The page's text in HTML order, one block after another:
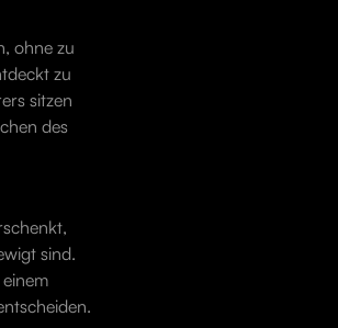
ohne zu
zu
sitzen
des
sind.